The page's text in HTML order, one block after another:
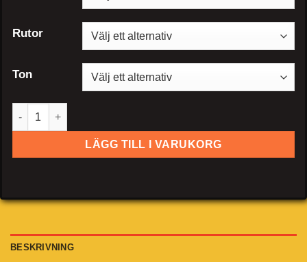
Rutor
Ton
Suzuki Swift 5-dörrar mängd
LÄGG TILL I VARUKORG
BESKRIVNING